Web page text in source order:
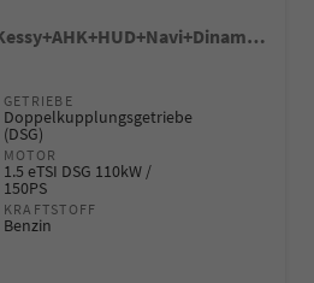
1.5 eTSI DSG Matrix+Kessy+AHK+HUD+Navi+Dinamica+360°+eHeck+GV5
GETRIEBE
Doppelkupplungsgetriebe
(DSG)
MOTOR
1.5 eTSI DSG 110kW /
150PS
KRAFTSTOFF
Benzin